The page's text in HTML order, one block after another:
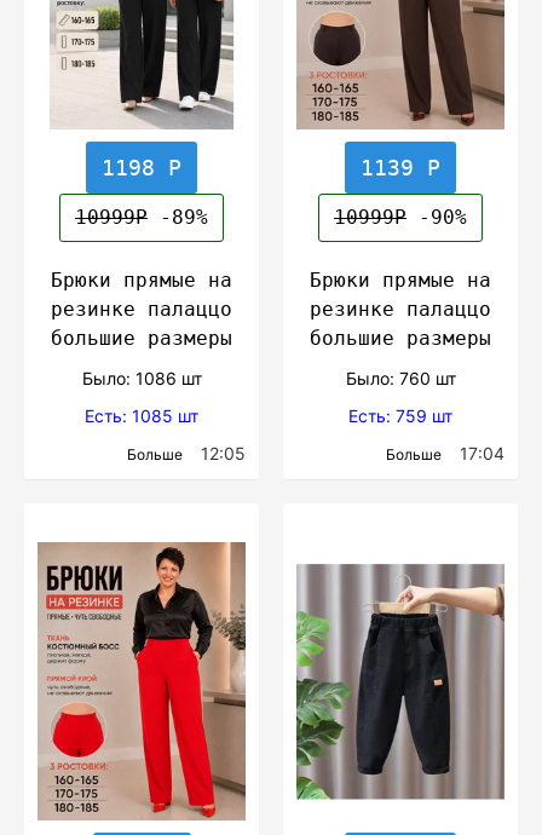
1198 Р
10999Р -89%
Брюки прямые на
резинке палаццо
большие размеры
Было: 1086 шт
Есть: 1085 шт
Больше 12:05
1139 Р
10999Р -90%
Брюки прямые на
резинке палаццо
большие размеры
Было: 760 шт
Есть: 759 шт
Больше 17:04